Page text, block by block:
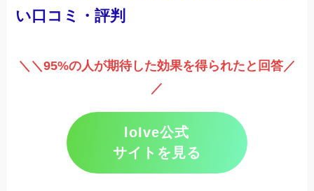
い口コミ・評判
＼＼95%の人が期待した効果を得られたと回答／
／
loIve公式
サイトを見る